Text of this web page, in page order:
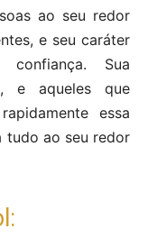
ao seu redor
e seu caráter
confiança. Sua
e aqueles que
essa
tudo ao seu redor